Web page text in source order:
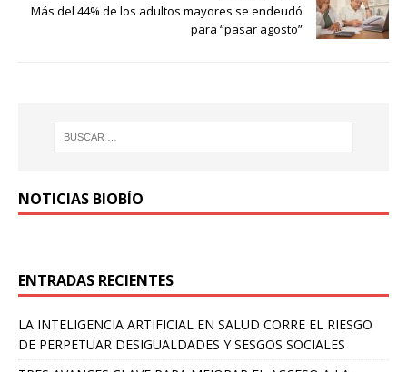
Más del 44% de los adultos mayores se endeudó
para “pasar agosto”
NOTICIAS BIOBÍO
ENTRADAS RECIENTES
LA INTELIGENCIA ARTIFICIAL EN SALUD CORRE EL RIESGO
DE PERPETUAR DESIGUALDADES Y SESGOS SOCIALES